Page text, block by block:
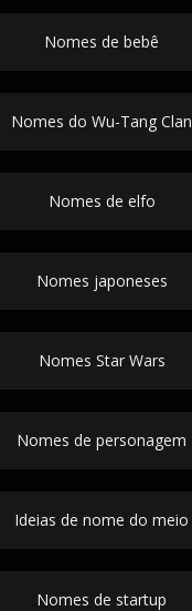
Nomes de bebê
Nomes do Wu-Tang Clan
Nomes de elfo
Nomes japoneses
Nomes Star Wars
Nomes de personagem
Ideias de nome do meio
Nomes de startup